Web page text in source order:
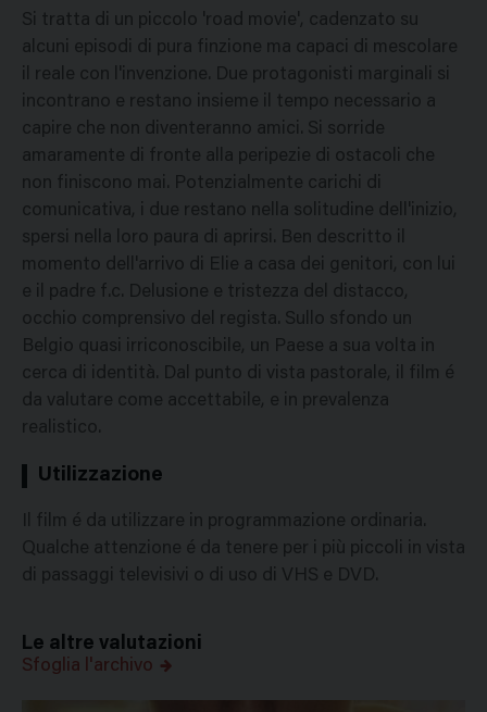
Si tratta di un piccolo 'road movie', cadenzato su
alcuni episodi di pura finzione ma capaci di mescolare
il reale con l'invenzione. Due protagonisti marginali si
incontrano e restano insieme il tempo necessario a
capire che non diventeranno amici. Si sorride
amaramente di fronte alla peripezie di ostacoli che
non finiscono mai. Potenzialmente carichi di
comunicativa, i due restano nella solitudine dell'inizio,
spersi nella loro paura di aprirsi. Ben descritto il
momento dell'arrivo di Elie a casa dei genitori, con lui
e il padre f.c. Delusione e tristezza del distacco,
occhio comprensivo del regista. Sullo sfondo un
Belgio quasi irriconoscibile, un Paese a sua volta in
cerca di identità. Dal punto di vista pastorale, il film é
da valutare come accettabile, e in prevalenza
realistico.
Utilizzazione
Il film é da utilizzare in programmazione ordinaria.
Qualche attenzione é da tenere per i più piccoli in vista
di passaggi televisivi o di uso di VHS e DVD.
Le altre valutazioni
Sfoglia l'archivo